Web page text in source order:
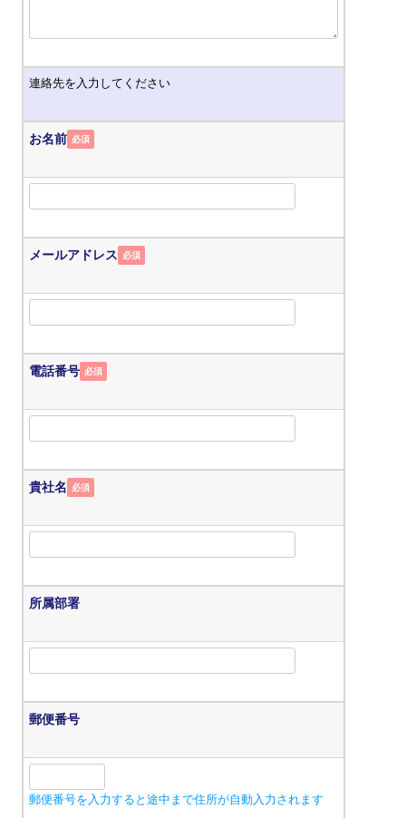
連絡先を入力してください
お名前 必須
メールアドレス 必須
電話番号 必須
貴社名 必須
所属部署
郵便番号
郵便番号を入力すると途中まで住所が自動入力されます